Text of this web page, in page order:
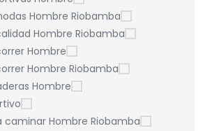
Hombre Riobamba
Hombre Riobamba
Hombre
Hombre Riobamba
Hombre
caminar Hombre Riobamba